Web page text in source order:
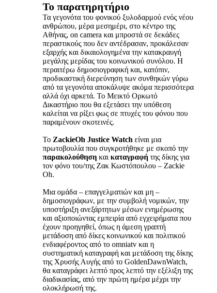
Το παρατηρητήριο
Τα γεγονότα του φονικού ξυλοδαρμού ενός νέου
ανθρώπου, μέρα μεσημέρι, στο κέντρο της
Αθήνας, on camera και μπροστά σε δεκάδες
περαστικούς που δεν αντέδρασαν, προκάλεσαν
εξαρχής και δικαιολογημένα την κατακραυγή
μεγάλης μερίδας του κοινωνικού συνόλου. Η
περαιτέρω δημοσιογραφική και, κατόπιν,
προδικαστική διερεύνηση των συνθηκών γύρω
από τα γεγονότα αποκάλυψε ακόμα περισσότερα
αλλά όχι αρκετά. Το Μεικτό Ορκωτό
Δικαστήριο που θα εξετάσει την υπόθεση
καλείται να ρίξει φως σε πτυχές του φόνου που
παραμένουν σκοτεινές.
Το ZackieOh Justice Watch είναι μια
πρωτοβουλία που συγκροτήθηκε με σκοπό την
παρακολούθηση και καταγραφή της δίκης για
τον φόνο του/της Ζακ Κωστόπουλου – Zackie
Oh.
Μια ομάδα – επαγγελματιών και μη –
δημοσιογράφων, με την συμβολή νομικών, την
υποστήριξη ανεξάρτητων μέσων ενημέρωσης
και αξιοποιώντας εμπειρία από εγχειρήματα που
έχουν προηγηθεί, όπως η άμεση γραπτή
μετάδοση από δίκες κοινωνικού και πολιτικού
ενδιαφέροντος από το omniatv και η
συστηματική καταγραφή και μετάδοση της δίκης
της Χρυσής Αυγής από το GoldenDawnWatch,
θα καταγράφει λεπτό προς λεπτό την εξέλιξη της
διαδικασίας, από την πρώτη ημέρα μέχρι την
ολοκλήρωσή της.